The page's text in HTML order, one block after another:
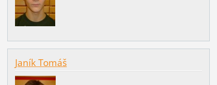
Janík Tomáš